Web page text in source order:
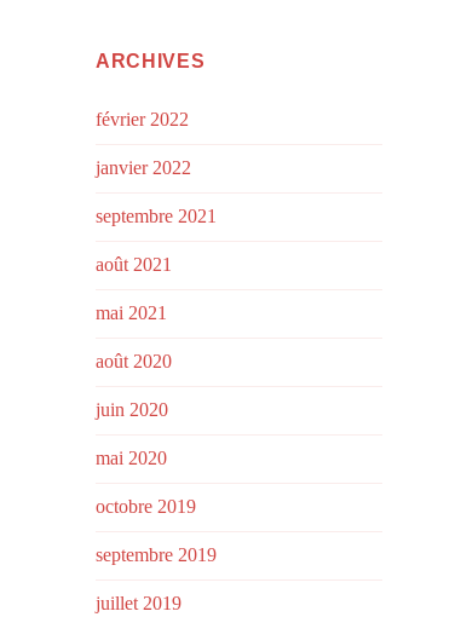
ARCHIVES
février 2022
janvier 2022
septembre 2021
août 2021
mai 2021
août 2020
juin 2020
mai 2020
octobre 2019
septembre 2019
juillet 2019